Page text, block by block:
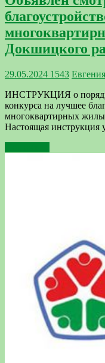
Докшицкого
29.05.2024 1543
ИНСТРУКЦИЯ о
конкурса на лучшее
многоквартирных
Настоящая инструкция